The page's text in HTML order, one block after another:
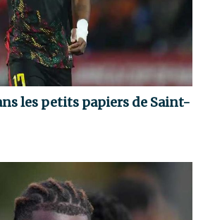
les petits papiers de Saint-